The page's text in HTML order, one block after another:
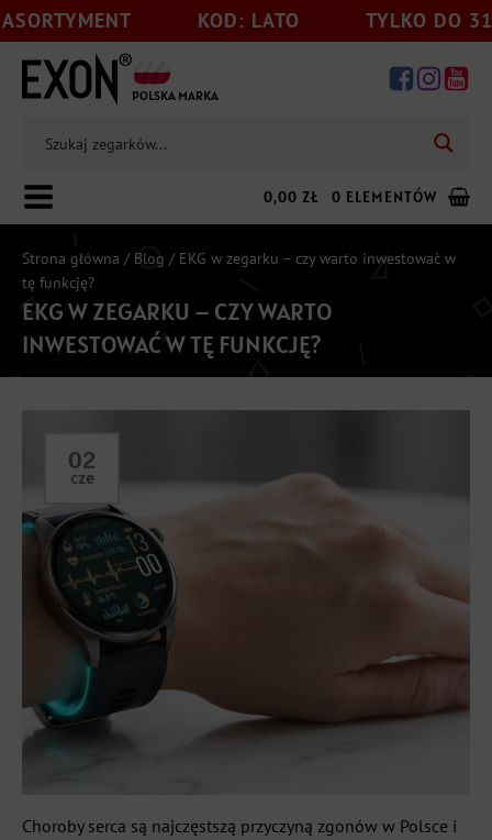
KOD: LATO TYLKO DO 31.08
POLSKA MARKA
0,00 ZŁ 0 ELEMENTÓW
Dodaj jeszcze 199,00zł do darmowej wysyłki
Strona główna / Blog / EKG w zegarku – czy warto inwestować w
tę funkcję?
EKG W ZEGARKU – CZY WARTO
INWESTOWAĆ W TĘ FUNKCJĘ?
02
cze
Choroby serca są najczęstszą przyczyną zgonów w Polsce i